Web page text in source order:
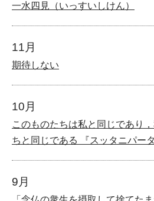
一水四見（いっすいしけん）
11月
期待しない
10月
このものたちは私と同じであり
ちと同じである 『スッタニパータ
9月